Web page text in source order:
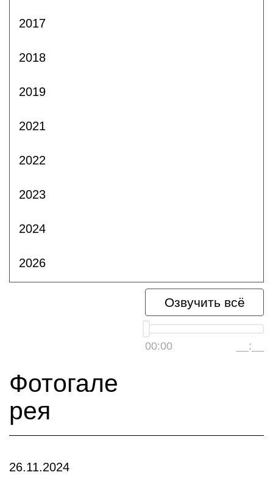
2017
2018
2019
2021
2022
2023
2024
2026
Озвучить всё
00:00 __:__
Фотогале
рея
26.11.2024